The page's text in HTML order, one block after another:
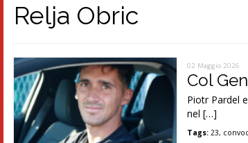
Relja Obric
02 Maggio 2026
Col
Piotr Pardel
nel […]
Tags: 23,